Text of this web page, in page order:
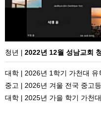
온
전
케
하
는
청년 | 2022년 12월 성남교회
대학 | 2026년 1학기 가천대 유
중고 | 2026년 겨울 전국 중고등부
대학 | 2025년 가을 학기 가천